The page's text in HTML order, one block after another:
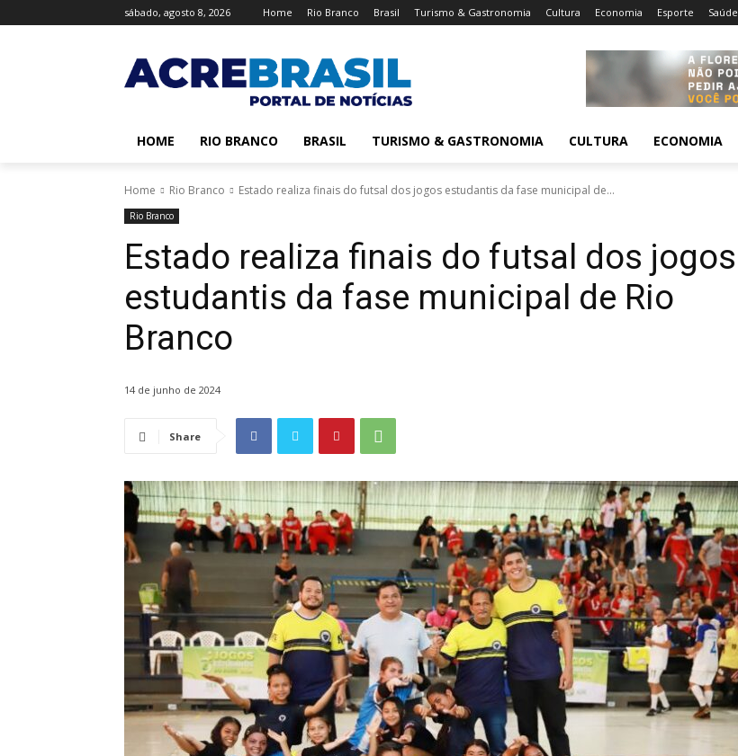
sábado, agosto 8, 2026 Home Rio Branco Brasil Turismo & Gastronomia Cultura Economia Esporte Saúde
HOME RIO BRANCO BRASIL TURISMO & GASTRONOMIA CULTURA ECONOMIA
Home Rio Branco Estado realiza finais do futsal dos jogos estudantis da fase municipal de...
Rio Branco
Estado realiza finais do futsal dos jogos
estudantis da fase municipal de Rio
Branco
14 de junho de 2024
Share